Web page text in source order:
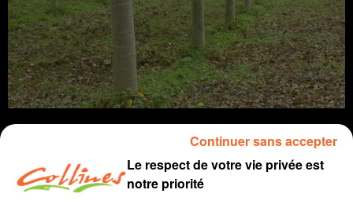
infos près de chez vous
Le respect de votre vie privée est
notre priorité
Continuer sans accepter